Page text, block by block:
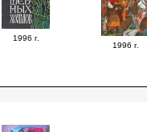
1996 г.
1996 г.